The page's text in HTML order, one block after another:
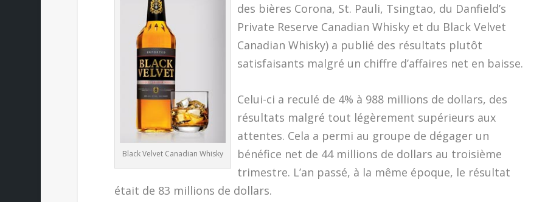
Black Velvet Canadian Whisky
des bières Corona, St. Pauli, Tsingtao, du Danfield’s
Private Reserve Canadian Whisky et du Black Velvet
Canadian Whisky) a publié des résultats plutôt
satisfaisants malgré un chiffre d’affaires net en baisse.
Celui-ci a reculé de 4% à 988 millions de dollars, des
résultats malgré tout légèrement supérieurs aux
attentes. Cela a permi au groupe de dégager un
bénéfice net de 44 millions de dollars au troisième
trimestre. L’an passé, à la même époque, le résultat
était de 83 millions de dollars.